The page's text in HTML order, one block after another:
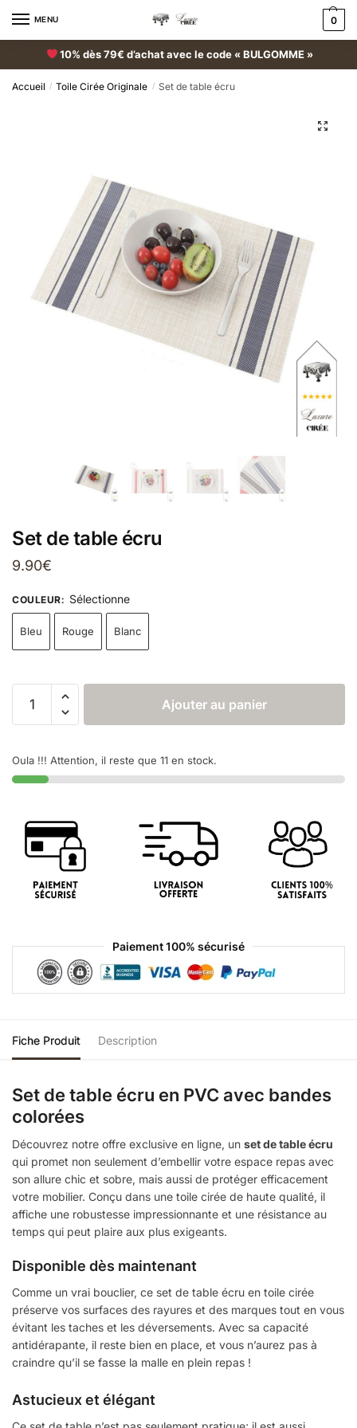
MENU 0
10% dès 79€ d’achat avec le code « BULGOMME »
Accueil / Toile Cirée Originale / Set de table écru
Set de table écru
9.90€
COULEUR: Sélectionne
Bleu Rouge Blanc
Ajouter au panier
Oula !!! Attention, il reste que 11 en stock.
Paiement 100% sécurisé
Fiche Produit Description
Set de table écru en PVC avec bandes
colorées
Découvrez notre offre exclusive en ligne, un set de table écru
qui promet non seulement d’embellir votre espace repas avec
son allure chic et sobre, mais aussi de protéger efficacement
votre mobilier. Conçu dans une toile cirée de haute qualité, il
affiche une robustesse impressionnante et une résistance au
temps qui peut plaire aux plus exigeants.
Disponible dès maintenant
Comme un vrai bouclier, ce set de table écru en toile cirée
préserve vos surfaces des rayures et des marques tout en vous
évitant les taches et les déversements. Avec sa capacité
antidérapante, il reste bien en place, et vous n’aurez pas à
craindre qu’il se fasse la malle en plein repas !
Astucieux et élégant